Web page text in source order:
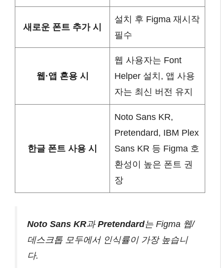
새로운 폰트 추가 시
설치 후 Figma 재시작
필수
웹·앱 혼용 시
웹 사용자는 Font
Helper 설치, 앱 사용
자는 최신 버전 유지
한글 폰트 사용 시
Noto Sans KR,
Pretendard, IBM Plex
Sans KR 등 Figma 호
환성이 높은 폰트 권
장
Noto Sans KR과 Pretendard는 Figma 웹/
데스크톱 모두에서 인식률이 가장 높습니
다.